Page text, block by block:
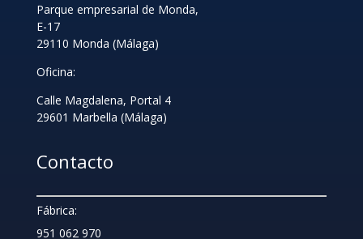
Parque empresarial de Monda,
E-17
29110 Monda (Málaga)
Oficina:
Calle Magdalena, Portal 4
29601 Marbella (Málaga)
Contacto
Fábrica:
951 062 970